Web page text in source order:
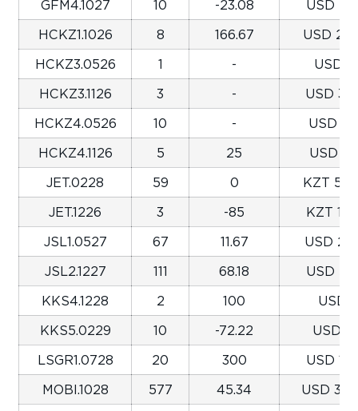
GFM4.1027
10 -23.08
USD
HCKZ1.1026
8 166.67
USD
HCKZ3.0526
1 -
USD
HCKZ3.1126
3 -
USD
HCKZ4.0526
10 -
USD
HCKZ4.1126
5 25
USD
JET.0228
59 0
KZT
JET.1226
3 -85
KZT
JSL1.0527
67 11.67
USD
JSL2.1227
111 68.18
USD
KKS4.1228
2 100
USD
KKS5.0229
10 -72.22
USD
LSGR1.0728
20 300
USD
MOBI.1028
577 45.34
USD